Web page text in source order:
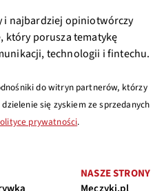
i najbardziej opiniotwórczy
który porusza tematykę
technologii i fintechu.
do witryn partnerów, którzy
się zyskiem ze sprzedanych
prywatności.
NASZE STRONY